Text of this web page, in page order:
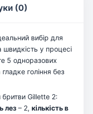
(0)
вибір для
швидкість у процесі
5 одноразових
гоління без
бритви Gillette 2:
лез – 2, кількість в